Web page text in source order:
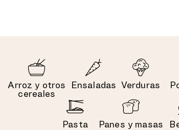
Arroz y otros
cereales
Ensaladas Verduras
Pasta Panes y masas